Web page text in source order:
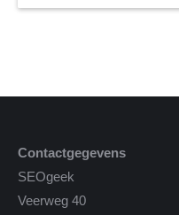
Contactgegevens
SEOgeek
Veerweg 40